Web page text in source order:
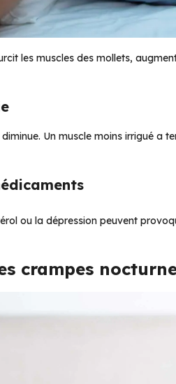
les muscles des mollets,
Un muscle moins irrigué a
ou la dépression peuvent
crampes